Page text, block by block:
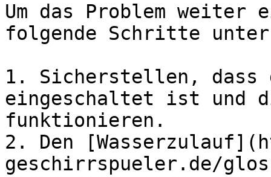
Um das Problem weiter
folgende Schritte
1. Sicherstellen, dass
eingeschaltet ist und
funktionieren.
2. Den
geschirrspueler.de/